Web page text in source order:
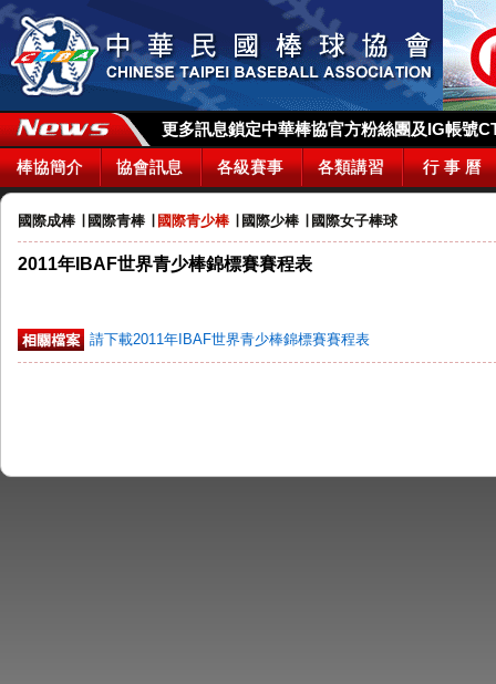
更多訊息鎖定中華棒協官方粉絲團及IG帳號
棒協簡介 協會訊息 各級賽事 各類講習 行 事 曆
國際成棒 國際青棒 國際青少棒 國際少棒 國際女子棒球
2011年IBAF世界青少棒錦標賽賽程表
請下載2011年IBAF世界青少棒錦標賽賽程表